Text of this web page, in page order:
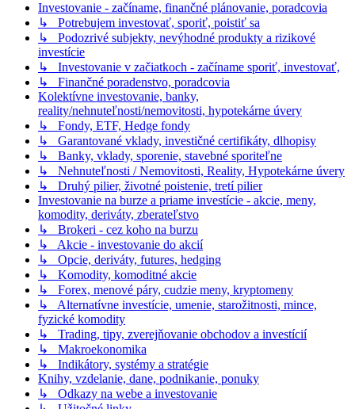
Investovanie - začíname, finančné plánovanie, poradcovia
↳ Potrebujem investovať, sporiť, poistiť sa
↳ Podozrivé subjekty, nevýhodné produkty a rizikové
investície
↳ Investovanie v začiatkoch - začíname sporiť, investovať,
↳ Finančné poradenstvo, poradcovia
Kolektívne investovanie, banky,
reality/nehnuteľnosti/nemovitosti, hypotekárne úvery
↳ Fondy, ETF, Hedge fondy
↳ Garantované vklady, investičné certifikáty, dlhopisy
↳ Banky, vklady, sporenie, stavebné sporiteľne
↳ Nehnuteľnosti / Nemovitosti, Reality, Hypotekárne úvery
↳ Druhý pilier, životné poistenie, tretí pilier
Investovanie na burze a priame investície - akcie, meny,
komodity, deriváty, zberateľstvo
↳ Brokeri - cez koho na burzu
↳ Akcie - investovanie do akcií
↳ Opcie, deriváty, futures, hedging
↳ Komodity, komoditné akcie
↳ Forex, menové páry, cudzie meny, kryptomeny
↳ Alternatívne investície, umenie, starožitnosti, mince,
fyzické komodity
↳ Trading, tipy, zverejňovanie obchodov a investícií
↳ Makroekonomika
↳ Indikátory, systémy a stratégie
Knihy, vzdelanie, dane, podnikanie, ponuky
↳ Odkazy na webe a investovanie